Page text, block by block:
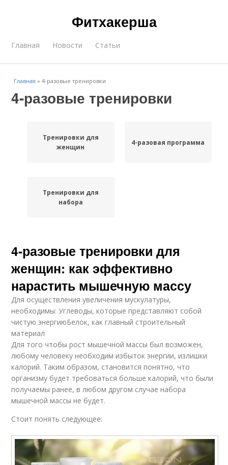
Фитхакерша
Главная Новости Статьи
Главная »4-разовые тренировки
4-разовые тренировки
Тренировки для
женщин
4-разовая программа
Тренировки для
набора
4-разовые тренировки для
женщин: как эффективно
нарастить мышечную массу
Для осуществления увеличения мускулатуры,
необходимы: Углеводы, которые представляют собой
чистую энергиюБелок, как главный строительный
материал
Для того чтобы рост мышечной массы был возможен,
любому человеку необходим избыток энергии, излишки
калорий. Таким образом, становится понятно, что
организму будет требоваться больше калорий, что были
получаемы ранее, в любом другом случае набора
мышечной массы не будет.
Стоит понять следующее: